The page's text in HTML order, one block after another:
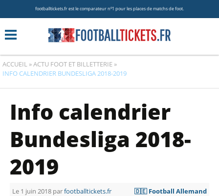
footballtickets.fr est le comparateur nº1 pour les places de matchs de foot.
ACCUEIL »ACTU FOOT ET BILLETTERIE »
INFO CALENDRIER BUNDESLIGA 2018-2019
Info calendrier
Bundesliga 2018-
2019
Le 1 juin 2018 parfootballtickets.fr 🇩🇪 Football Allemand